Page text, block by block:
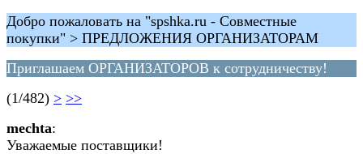
Добро пожаловать на "spshka.ru - Совместные
покупки" > ПРЕДЛОЖЕНИЯ ОРГАНИЗАТОРАМ
Приглашаем ОРГАНИЗАТОРОВ к сотрудничеству!
(1/482) > >>
mechta:
Уважаемые поставщики!